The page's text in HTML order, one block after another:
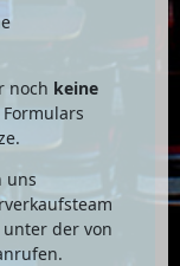
noch keine
uns
der von